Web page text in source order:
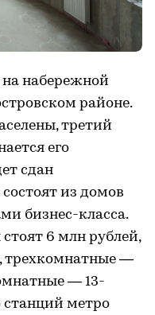
набережной
районе.
третий
его
сдан
из домов
бизнес-класса.
6 млн рублей,
трехкомнатные —
— 13-
станций метро